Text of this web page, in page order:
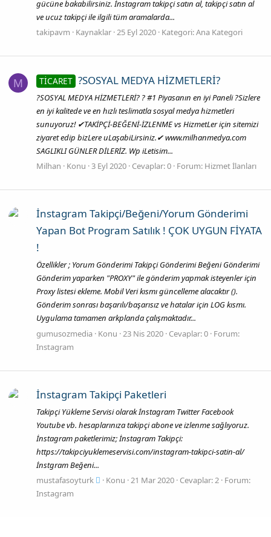
gücüne bakabilirsiniz. İnstagram takipçi satın al, takipçi satın al
ve ucuz takipçi ile ilgili tüm aramalarda...
takipavm
Kaynaklar 25 Eyl 2020 Kategori:Ana Kategori
M TİCARET ?SOSYAL MEDYA HİZMETLERİ?
?SOSYAL MEDYA HİZMETLERİ? ? #1 Piyasanın en iyi Paneli ?Sizlere
en iyi kalitede ve en hızlı teslimatla sosyal medya hizmetleri
sunuyoruz! ✔TAKİPÇİ-BEĞENİ-İZLENME vs HizmetLer için sitemizi
ziyaret edip bizLere uLaşabiLirsiniz.✔ www.milhanmedya.com
SAGLIKLI GÜNLER DİLERİZ. Wp iLetisim...
Milhan
Konu 3 Eyl 2020 Cevaplar: 0 Forum: Hizmet İlanları
İnstagram Takipçi/Beğeni/Yorum Gönderimi
Yapan Bot Program Satılık ! ÇOK UYGUN FİYATA
!
Özellikler ; Yorum Gönderimi Takipçi Gönderimi Beğeni Gönderimi
Gönderim yaparken "PROXY" ile gönderim yapmak isteyenler için
Proxy listesi ekleme. Mobil Veri kısmı güncelleme alacaktır ().
Gönderim sonrası başarılı/başarısız ve hatalar için LOG kısmı.
Uygulama tamamen arkplanda çalışmaktadır...
gumusozmedia Konu 23 Nis 2020 Cevaplar: 0 Forum:
Instagram
İnstagram Takipçi Paketleri
Takipçi Yükleme Servisi olarak İnstagram Twitter Facebook
Youtube vb. hesaplarınıza takipçi abone ve izlenme sağlıyoruz.
İnstagram paketlerimiz; İnstagram Takipçi:
https://takipciyuklemeservisi.com/instagram-takipci-satin-al/
İnstgram Beğeni...
mustafasoyturk
Konu 21 Mar 2020 Cevaplar: 2 Forum:
Instagram